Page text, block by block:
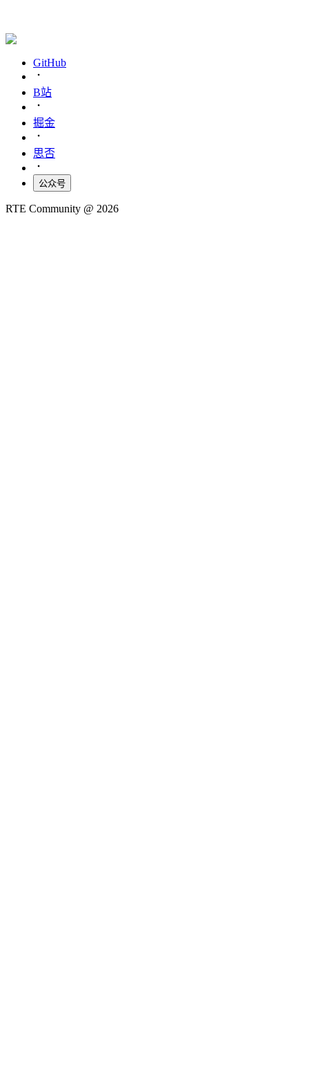
GitHub
B站
掘金
思否
公众号
RTE Community @ 2026